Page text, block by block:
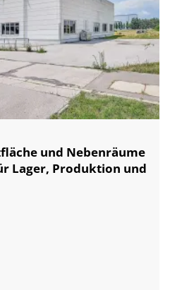
und Nebenräume
Lager, Produktion und